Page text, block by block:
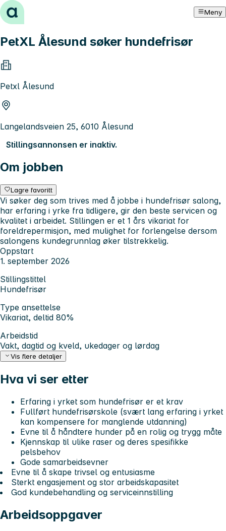
Hopp til innhold Meny
PetXL Ålesund søker hundefrisør
Petxl Ålesund
Langelandsveien 25, 6010 Ålesund
Stillingsannonsen er inaktiv.
Om jobben
Lagre favoritt
Vi søker deg som trives med å jobbe i hundefrisør salong,
har erfaring i yrke fra tidligere, gir den beste servicen og
kvalitet i arbeidet. Stillingen er et 1 års vikariat for
foreldrepermisjon, med mulighet for forlengelse dersom
salongens kundegrunnlag øker tilstrekkelig.
Oppstart
1. september 2026
Stillingstittel
Hundefrisør
Type ansettelse
Vikariat, deltid 80%
Arbeidstid
Vakt, dagtid og kveld, ukedager og lørdag
Vis flere detaljer
Hva vi ser etter
Erfaring i yrket som hundefrisør er et krav
Fullført hundefrisørskole (svært lang erfaring i yrket
kan kompensere for manglende utdanning)
Evne til å håndtere hunder på en rolig og trygg måte
Kjennskap til ulike raser og deres spesifikke
pelsbehov
Gode samarbeidsevner
Evne til å skape trivsel og entusiasme
Sterkt engasjement og stor arbeidskapasitet
God kundebehandling og serviceinnstilling
Arbeidsoppgaver